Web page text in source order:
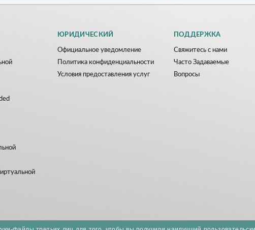
ЮРИДИЧЕСКИЙ
Официальное уведомление
Политика конфиденциальности
Условия предоставления услуг
ПОДДЕРЖКА
Свяжитесь с нами
Часто Задаваемые
Вопросы